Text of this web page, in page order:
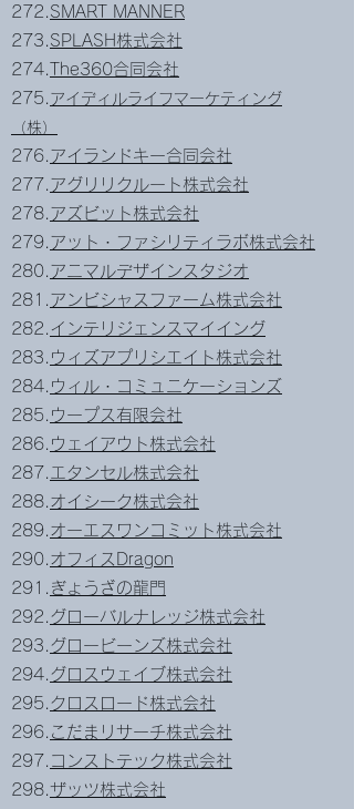
272. SMART MANNER
273. SPLASH株式会社
274.
The360合同会社
275. アイディルライフマーケティング
（株）
276. アイランドキー合同会社
277. アグリリクルート株式会社
278. アズビット株式会社
279. アット・ファシリティラボ株式会社
280. アニマルデザインスタジオ
281. アンビシャスファーム株式会社
282. インテリジェンスマイイング
283. ウィズアプリシエイト株式会社
284. ウィル・コミュニケーションズ
285. ウープス有限会社
286. ウェイアウト株式会社
287. エタンセル株式会社
288. オイシーク株式会社
289. オーエスワンコミット株式会社
290. オフィスDragon
291. ぎょうざの龍門
292. グローバルナレッジ株式会社
293. グロービーンズ株式会社
294. グロスウェイブ株式会社
295. クロスロード株式会社
296. こだまリサーチ株式会社
297. コンストテック株式会社
298.ザッツ株式会社